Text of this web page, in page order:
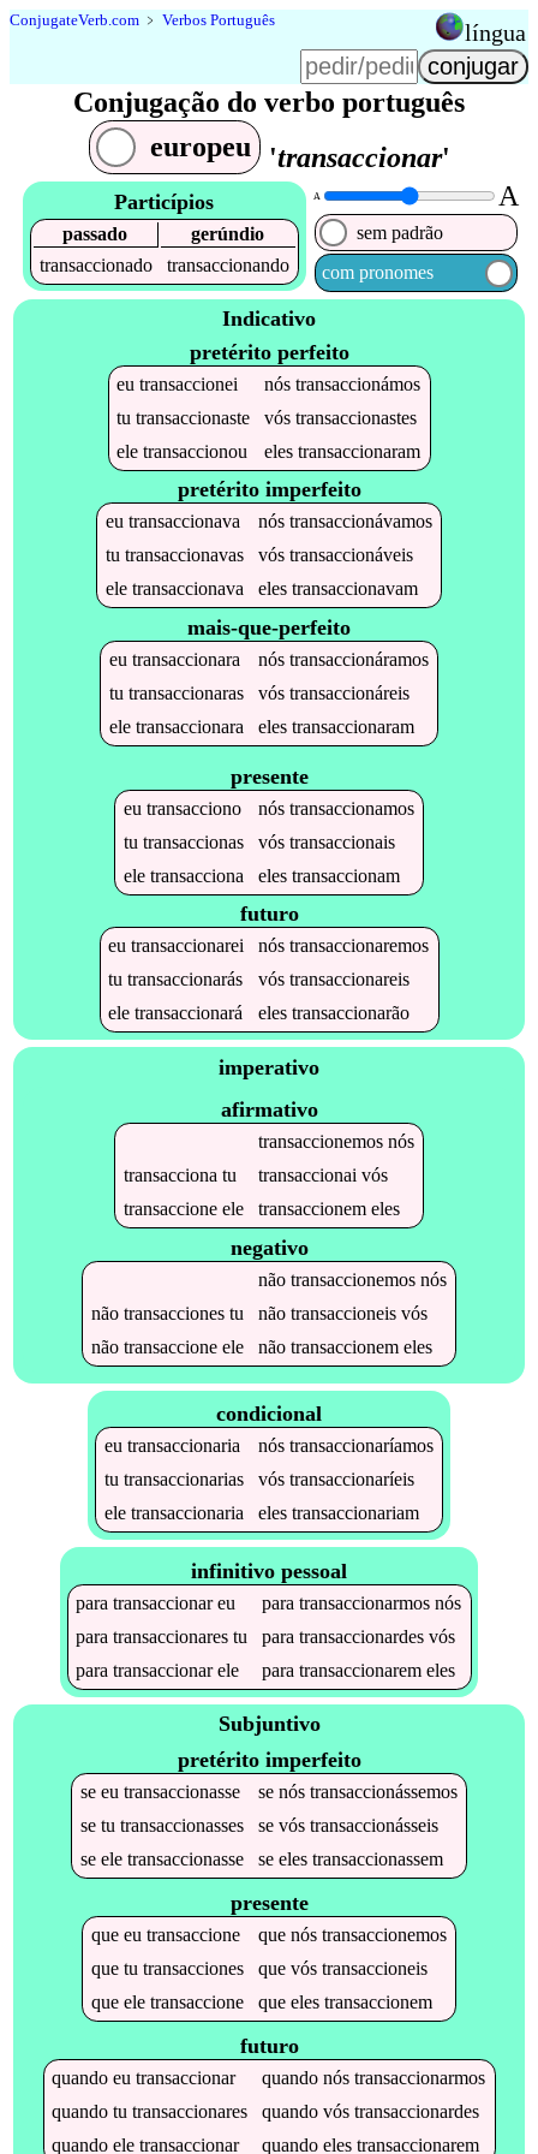
ConjugateVerb.com ﹥ Verbos Português língua
Conjugação do verbo português
europeu
'transaccionar'
Particípios
passado
gerúndio
transaccionado
transaccionando
A A
sem padrão
com pronomes
Indicativo
pretérito perfeito
eutransaccionei nóstransaccionámos
tutransaccionaste vóstransaccionastes
eletransaccionou elestransaccionaram
pretérito imperfeito
eu transaccionava nós transaccionávamos
tu transaccionavas vós transaccionáveis
ele transaccionava eles transaccionavam
mais-que-perfeito
eu transaccionara nós transaccionáramos
tu transaccionaras vós transaccionáreis
ele transaccionara eles transaccionaram
presente
eu transacciono nós transaccionamos
tu transaccionas vós transaccionais
ele transacciona eles transaccionam
futuro
eutransaccionarei nóstransaccionaremos
tutransaccionarás vóstransaccionareis
eletransaccionará elestransaccionarão
imperativo
afirmativo
transaccionemosnós
transacciona tu transaccionai vós
transaccioneele transaccionemeles
negativo
não transaccionemosnós
não transaccionestu não transaccioneisvós
não transaccioneele não transaccionemeles
condicional
eu transaccionaria nós transaccionaríamos
tu transaccionarias vós transaccionaríeis
ele transaccionaria eles transaccionariam
infinitivo pessoal
paratransaccionareu paratransaccionarmos nós
paratransaccionares tu paratransaccionardes vós
paratransaccionarele paratransaccionarem eles
Subjuntivo
pretérito imperfeito
se eu transaccionasse se nós transaccionássemos
se tu transaccionasses se vós transaccionásseis
se ele transaccionasse se eles transaccionassem
presente
que eu transaccione que nós transaccionemos
que tu transacciones que vós transaccioneis
que ele transaccione que eles transaccionem
futuro
quandoeutransaccionar quandonóstransaccionarmos
quandotutransaccionares quandovóstransaccionardes
quandoeletransaccionar quandoelestransaccionarem